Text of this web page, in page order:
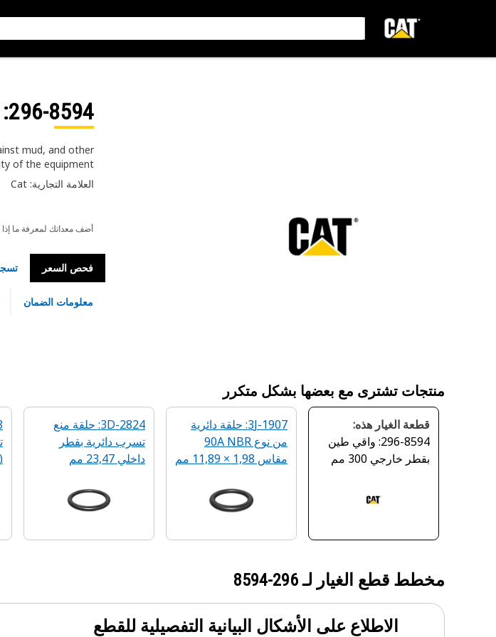
296-8594
mud, and other
of the equipment
العلامة التجارية: Cat
أضف معداتك لمعرفة ما إذا
فحص السعر
معلومات الضمان
منتجات تشترى مع بعضها بشكل متكرر
قطعة الغيار هذه:
296-8594: واقي طين
بقطر خارجي 300 مم
3J-1907: حلقة دائرية
من نوع 90A NBR
مقاس ‏1,98 × 11,89 مم
3D-2824: حلقة منع
تسرب دائرية‬ بقطر
داخلي 23,47 مم
‏(SAE 9/16-18)
مخطط قطع الغيار لـ296-8594
الاطلاع على الأشكال البيانية التفصيلية للقطع